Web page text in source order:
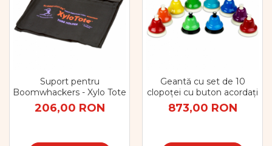
Suport pentru
Boomwhackers - Xylo Tote
206,00 RON
Geantă cu set de 10
clopoței cu buton acordați
873,00 RON